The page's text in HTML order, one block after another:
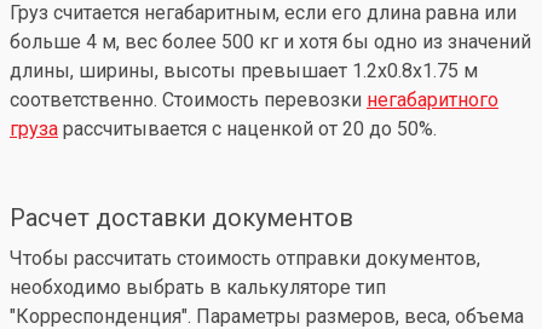
Груз считается негабаритным, если его длина равна или
больше 4 м, вес более 500 кг и хотя бы одно из значений
длины, ширины, высоты превышает 1.2x0.8x1.75 м
соответственно. Стоимость перевозки негабаритного
груза рассчитывается с наценкой от 20 до 50%.
Расчет доставки документов
Чтобы рассчитать стоимость отправки документов,
необходимо выбрать в калькуляторе тип
"Корреспонденция". Параметры размеров, веса, объема